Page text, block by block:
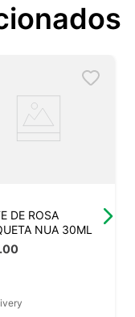
DE ROSA
NUA 30ML
.00